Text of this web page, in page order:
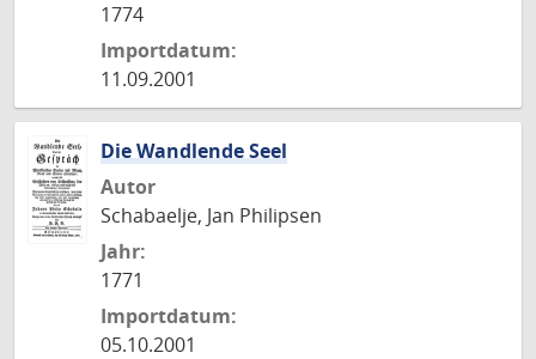
1774
Importdatum:
11.09.2001
Die Wandlende Seel
Autor
Schabaelje, Jan Philipsen
Jahr:
1771
Importdatum:
05.10.2001